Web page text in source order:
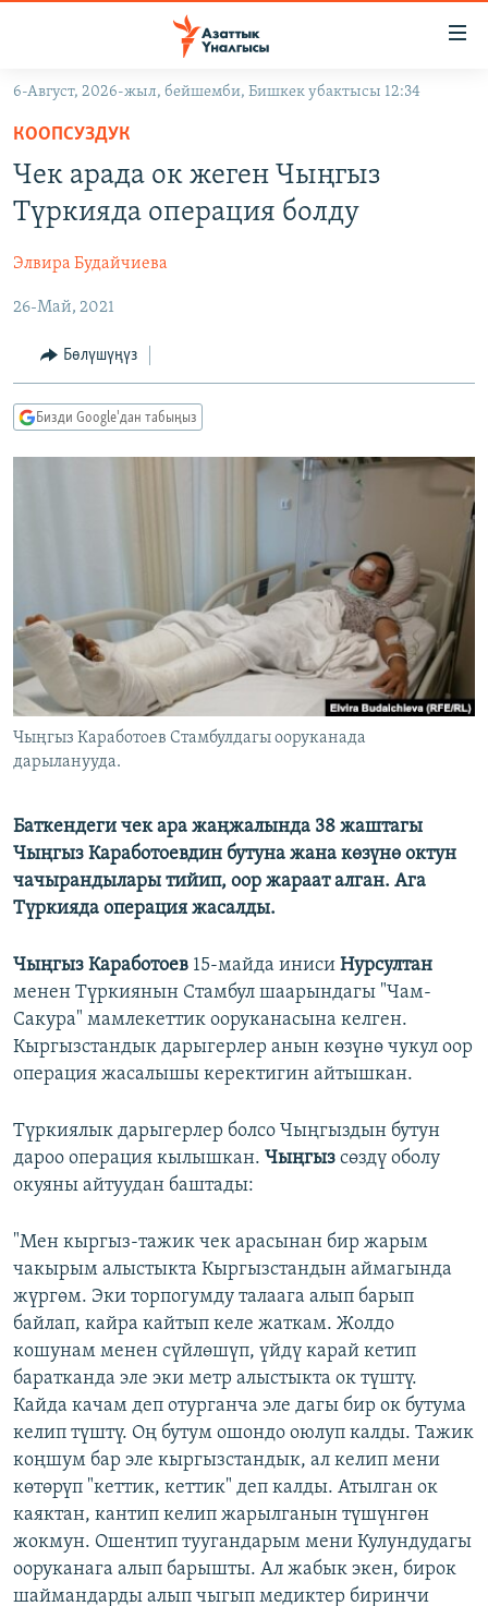
Навигацияга
өтүңүз
Издөөгө
салыңызКЫРГЫЗСТАН
ЭКОНОМИКА
МАДАНИЯТ
БОРБОР АЗИЯ
УКРАИНА
АТАЙЫН ИЛИКТӨӨ
ТВ ПРОГРАММАЛАР
БҮГҮН АЗАТТЫКТА
БИЗ ЖАНА ДҮЙНӨ
ПОДКАСТ
ӨЗГӨЧӨ ПИКИР
ЭЕ/АРнун бардык сайттары
6-Август, 2026-жыл, бейшемби, Бишкек убактысы 12:34
КООПСУЗДУК
Чек арада ок жеген Чыңгыз
Түркияда операция болду
Элвира Будайчиева
26-Май, 2021
Бөлүшүңүз
Бизди Google'дан табыңыз
Чыңгыз Каработоев Стамбулдагы ооруканада
дарыланууда.
Баткендеги чек ара жаңжалында 38 жаштагы
Чыңгыз Каработоевдин бутуна жана көзүнө октун
чачырандылары тийип, оор жараат алган. Ага
Түркияда операция жасалды.
Чыңгыз Каработоев 15-майда иниси Нурсултан
менен Түркиянын Стамбул шаарындагы "Чам-
Сакура" мамлекеттик ооруканасына келген.
Кыргызстандык дарыгерлер анын көзүнө чукул оор
операция жасалышы керектигин айтышкан.
Түркиялык дарыгерлер болсо Чыңгыздын бутун
дароо операция кылышкан. Чыңгыз сөздү оболу
окуяны айтуудан баштады:
"Мен кыргыз-тажик чек арасынан бир жарым
чакырым алыстыкта Кыргызстандын аймагында
жүргөм. Эки торпогумду талаага алып барып
байлап, кайра кайтып келе жаткам. Жолдо
кошунам менен сүйлөшүп, үйдү карай кетип
баратканда эле эки метр алыстыкта ок түштү.
Кайда качам деп отурганча эле дагы бир ок бутума
келип түштү. Оң бутум ошондо оюлуп калды. Тажик
коңшум бар эле кыргызстандык, ал келип мени
көтөрүп "кеттик, кеттик" деп калды. Атылган ок
каяктан, кантип келип жарылганын түшүнгөн
жокмун. Ошентип туугандарым мени Кулундудагы
ооруканага алып барышты. Ал жабык экен, бирок
шаймандарды алып чыгып медиктер биринчи